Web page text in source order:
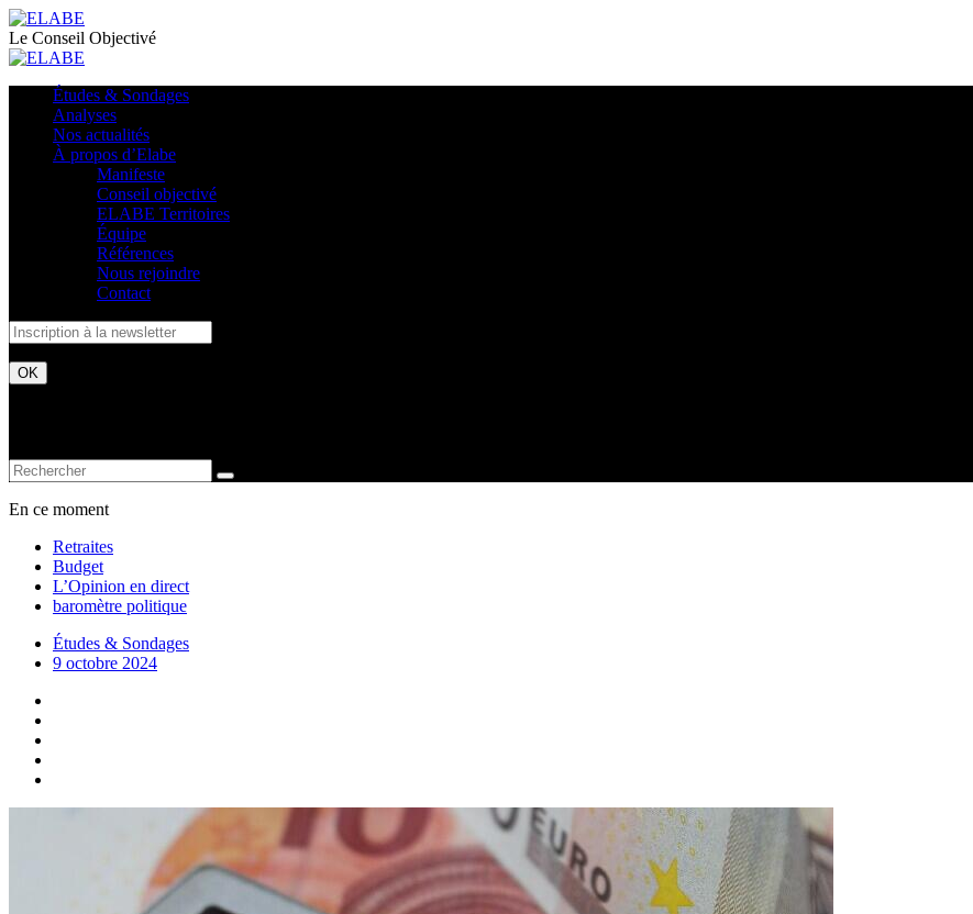
Le Conseil Objectivé
Études & Sondages
Analyses
Nos actualités
À propos d’Elabe
Manifeste
Conseil objectivé
ELABE Territoires
Équipe
Références
Nous rejoindre
Contact
En ce moment
Retraites
Budget
L’Opinion en direct
baromètre politique
Études & Sondages
9 octobre 2024